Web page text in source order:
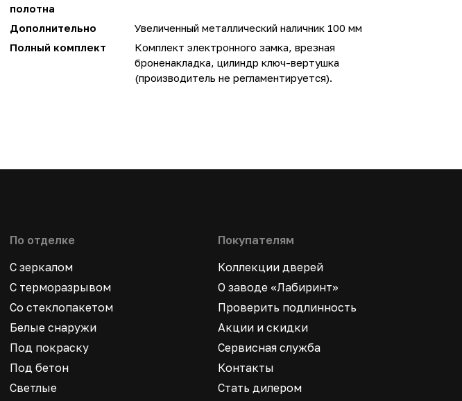
полотна
Дополнительно
Увеличенный металлический наличник 100 мм
Полный комплект
Комплект электронного замка, врезная
броненакладка, цилиндр ключ-вертушка
(производитель не регламентируется).
По отделке
С зеркалом
С терморазрывом
Со стеклопакетом
Белые снаружи
Под покраску
Под бетон
Светлые
Покупателям
Коллекции дверей
О заводе «Лабиринт»
Проверить подлинность
Акции и скидки
Сервисная служба
Контакты
Стать дилером